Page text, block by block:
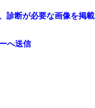
診断が必要な画像を掲載
へ送信